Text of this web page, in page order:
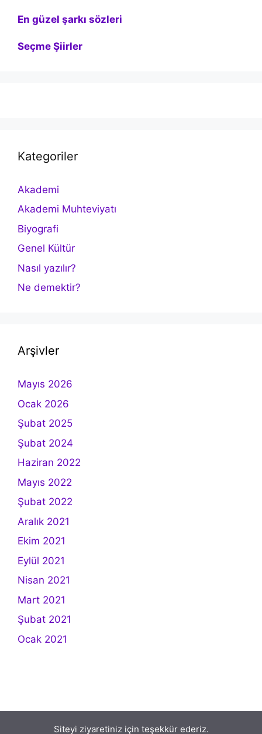
En güzel şarkı sözleri
Seçme Şiirler
Kategoriler
Akademi
Akademi Muhteviyatı
Biyografi
Genel Kültür
Nasıl yazılır?
Ne demektir?
Arşivler
Mayıs 2026
Ocak 2026
Şubat 2025
Şubat 2024
Haziran 2022
Mayıs 2022
Şubat 2022
Aralık 2021
Ekim 2021
Eylül 2021
Nisan 2021
Mart 2021
Şubat 2021
Ocak 2021
Siteyi ziyaretiniz için teşekkür ederiz.